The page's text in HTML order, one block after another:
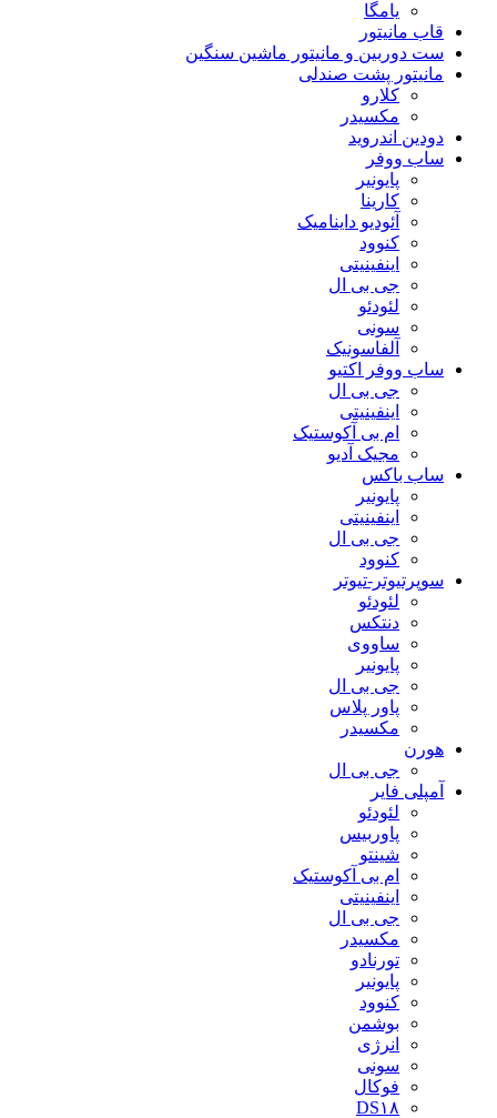
یامگا
قاب مانیتور
ست دوربین و مانیتور ماشین سنگین
مانیتور پشت صندلی
کلارو
مکسیدر
دودین اندروید
ساب ووفر
پایونیر
کارینا
آئودیو داینامیک
کنوود
اینفینیتی
جی بی ال
لئودئو
سونی
آلفاسونیک
ساب ووفر اکتیو
جی بی ال
اینفینیتی
ام بی آکوستیک
مجیک آدیو
ساب باکس
پایونیر
اینفینیتی
جی بی ال
کنوود
سوپرتیوتر-تیوتر
لئودئو
دنتکس
ساووی
پایونیر
جی بی ال
پاور پلاس
مکسیدر
هورن
جی بی ال
آمپلی فایر
لئودئو
پاوربیس
شینتو
ام بی آکوستیک
اینفینیتی
جی بی ال
مکسیدر
تورنادو
پایونیر
کنوود
بوشمن
انرژی
سونی
فوکال
DS۱۸